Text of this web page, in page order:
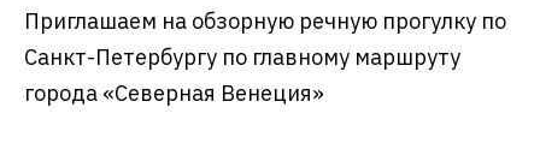
Приглашаем на обзорную речную прогулку по
Санкт-Петербургу по главному маршруту
города «Северная Венеция»